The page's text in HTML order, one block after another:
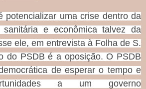
potencializar uma crise dentro da
e econômica talvez da
ele, em entrevista à Folha de S.
do PSDB é a oposição. O PSDB
de esperar o tempo e
a um governo